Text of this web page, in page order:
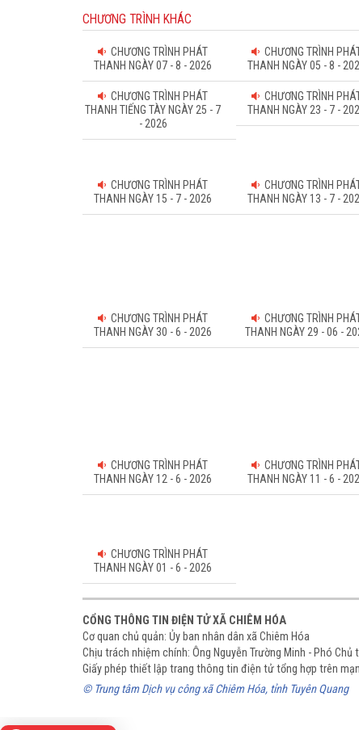
CHƯƠNG TRÌNH KHÁC
CHƯƠNG TRÌNH PHÁT
THANH NGÀY 07 - 8 - 2026
CHƯƠNG TRÌNH
THANH NGÀY 05 - 8 -
CHƯƠNG TRÌNH PHÁT
THANH TIẾNG TÀY NGÀY 25 - 7
- 2026
CHƯƠNG TRÌNH
THANH NGÀY 23 - 7 -
CHƯƠNG TRÌNH PHÁT
THANH NGÀY 15 - 7 - 2026
CHƯƠNG TRÌNH
THANH NGÀY 13 - 7 -
CHƯƠNG TRÌNH PHÁT
THANH NGÀY 30 - 6 - 2026
CHƯƠNG TRÌNH
THANH NGÀY 29 - 06 -
CHƯƠNG TRÌNH PHÁT
THANH NGÀY 12 - 6 - 2026
CHƯƠNG TRÌNH
THANH NGÀY 11 - 6 -
CHƯƠNG TRÌNH PHÁT
THANH NGÀY 01 - 6 - 2026
CỔNG THÔNG TIN ĐIỆN TỬ XÃ CHIÊM HÓA
Cơ quan chủ quản: Ủy ban nhân dân xã Chiêm Hóa
Chịu trách nhiệm chính: Ông Nguyễn Trường Minh - Phó Chủ
Giấy phép thiết lập trang thông tin điện tử tổng hợp trên
© Trung tâm Dịch vụ công xã Chiêm Hóa, tỉnh Tuyên Quang